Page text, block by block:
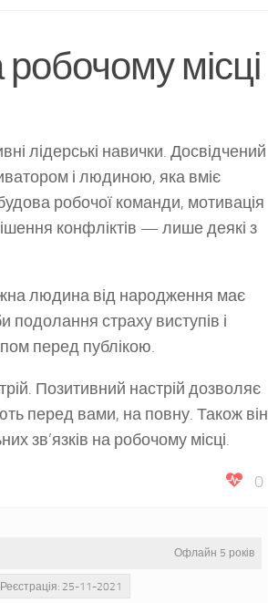
місці
лідерські навички. Досвідчений
і людиною, яка вміє
робочої команди, мотивація
конфліктів — лише деякі з
людина від народження має
подолання страху виступів і
перед публікою.
Позитивний настрій дозволяє
перед вами, на повну. Також він
зв’язків на робочому місці.
0
Офлайн 5 років
Реєстрація: 25-11-2021